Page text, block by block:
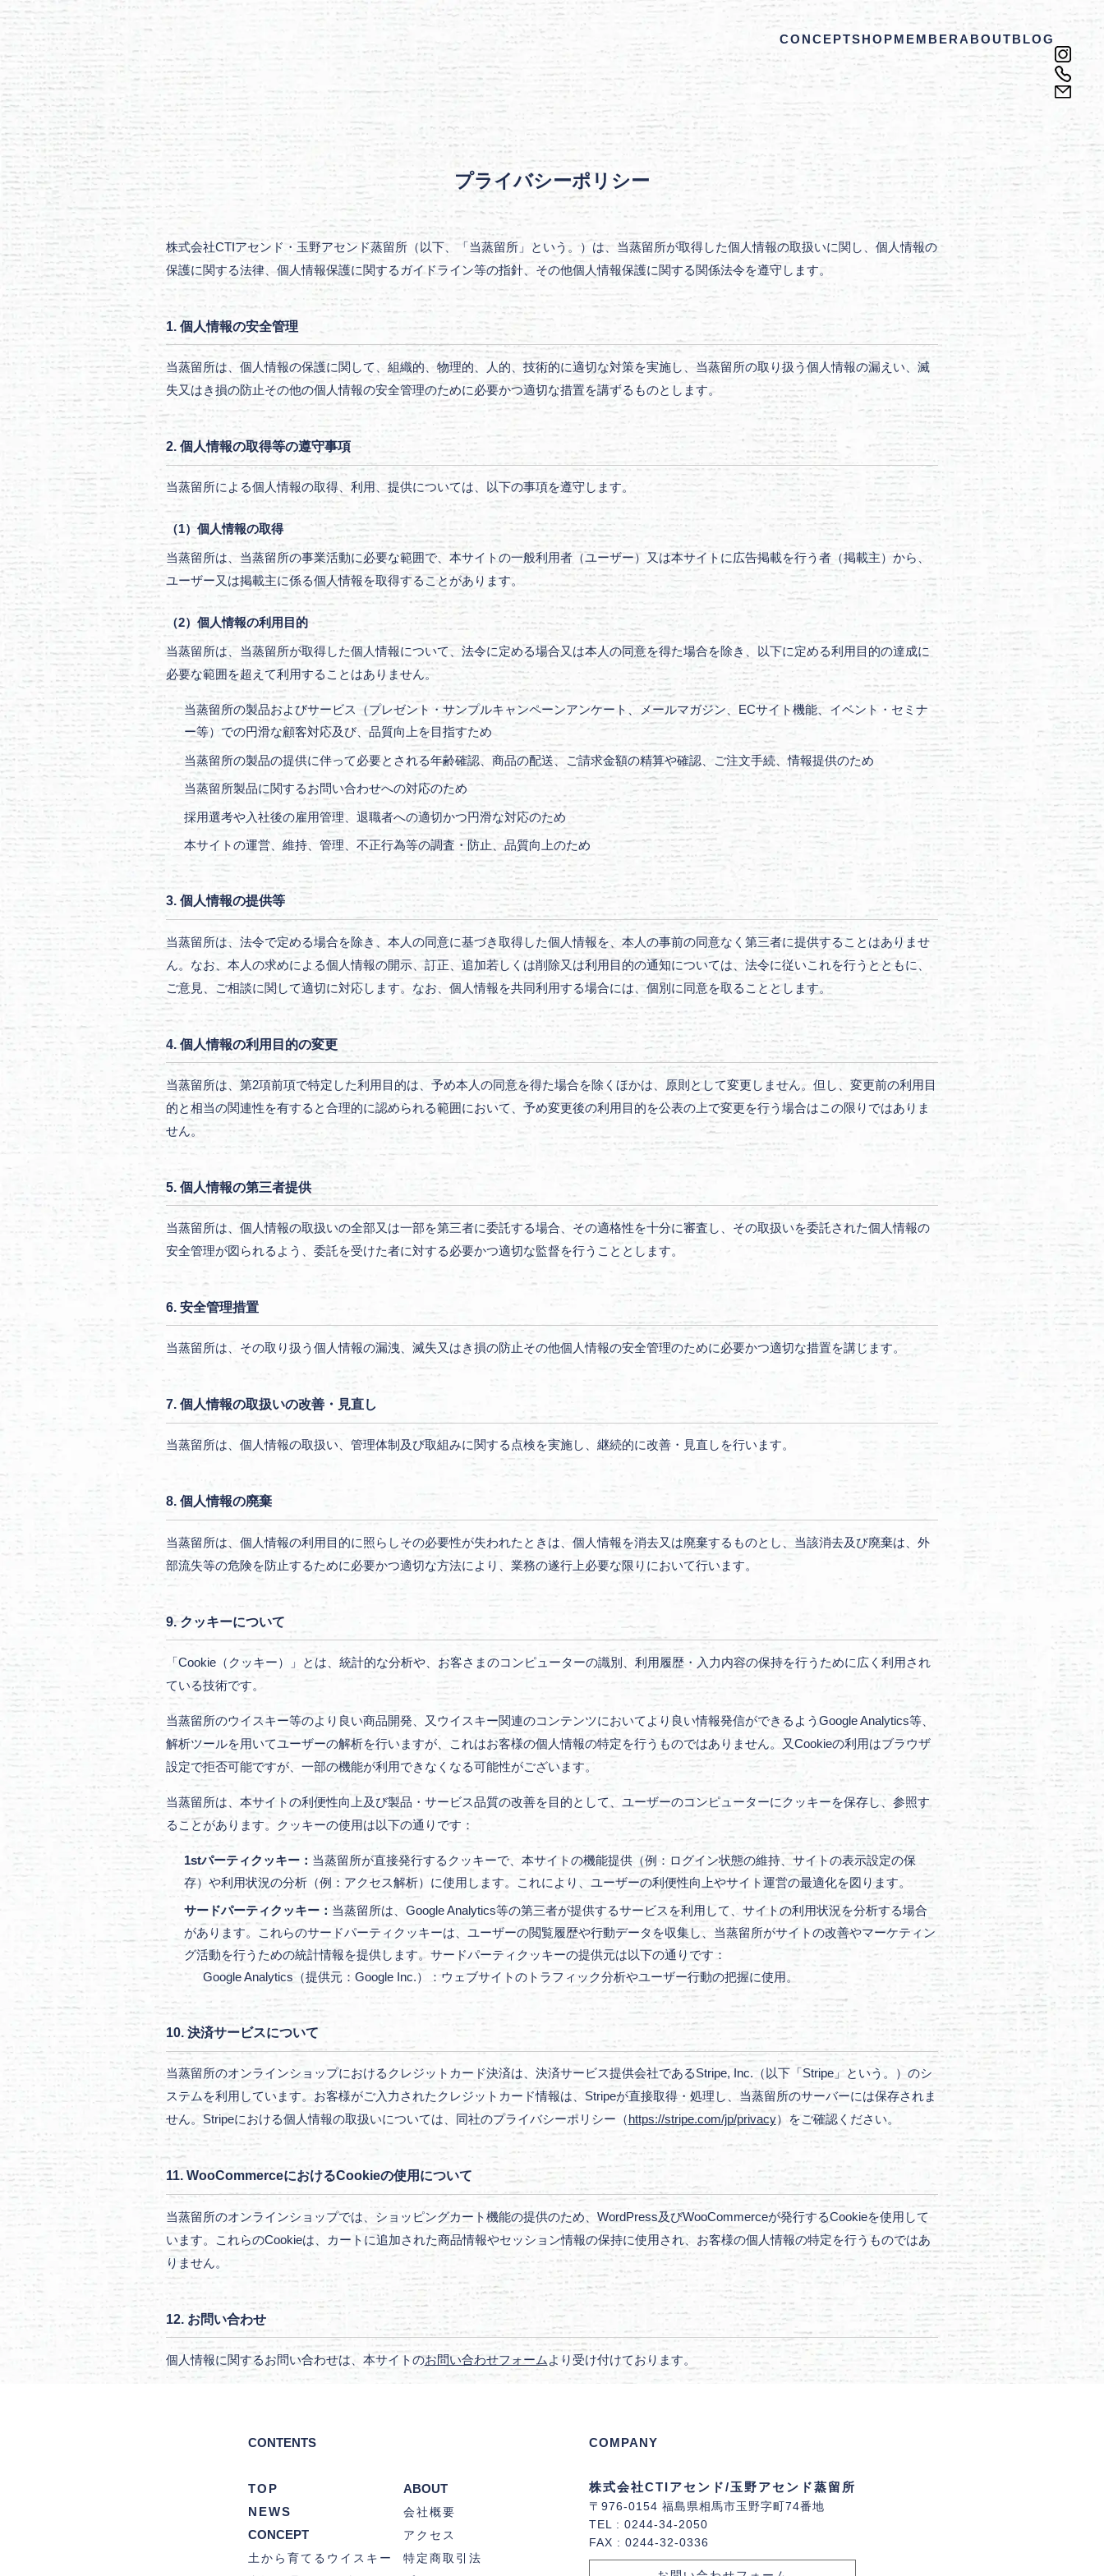
CONCEPTSHOPMEMBERABOUTBLOG
プライバシーポリシー
株式会社CTIアセンド・玉野アセンド蒸留所（以下、「当蒸留所」という。）は、当蒸留所が取得した個人情報の取扱いに関し、個人情報の
保護に関する法律、個人情報保護に関するガイドライン等の指針、その他個人情報保護に関する関係法令を遵守します。
1. 個人情報の安全管理
当蒸留所は、個人情報の保護に関して、組織的、物理的、人的、技術的に適切な対策を実施し、当蒸留所の取り扱う個人情報の漏えい、滅
失又はき損の防止その他の個人情報の安全管理のために必要かつ適切な措置を講ずるものとします。
2. 個人情報の取得等の遵守事項
当蒸留所による個人情報の取得、利用、提供については、以下の事項を遵守します。
（1）個人情報の取得
当蒸留所は、当蒸留所の事業活動に必要な範囲で、本サイトの一般利用者（ユーザー）又は本サイトに広告掲載を行う者（掲載主）から、
ユーザー又は掲載主に係る個人情報を取得することがあります。
（2）個人情報の利用目的
当蒸留所は、当蒸留所が取得した個人情報について、法令に定める場合又は本人の同意を得た場合を除き、以下に定める利用目的の達成に
必要な範囲を超えて利用することはありません。
当蒸留所の製品およびサービス（プレゼント・サンプルキャンペーンアンケート、メールマガジン、ECサイト機能、イベント・セミナ
ー等）での円滑な顧客対応及び、品質向上を目指すため
当蒸留所の製品の提供に伴って必要とされる年齢確認、商品の配送、ご請求金額の精算や確認、ご注文手続、情報提供のため
当蒸留所製品に関するお問い合わせへの対応のため
採用選考や入社後の雇用管理、退職者への適切かつ円滑な対応のため
本サイトの運営、維持、管理、不正行為等の調査・防止、品質向上のため
3. 個人情報の提供等
当蒸留所は、法令で定める場合を除き、本人の同意に基づき取得した個人情報を、本人の事前の同意なく第三者に提供することはありませ
ん。なお、本人の求めによる個人情報の開示、訂正、追加若しくは削除又は利用目的の通知については、法令に従いこれを行うとともに、
ご意見、ご相談に関して適切に対応します。なお、個人情報を共同利用する場合には、個別に同意を取ることとします。
4. 個人情報の利用目的の変更
当蒸留所は、第2項前項で特定した利用目的は、予め本人の同意を得た場合を除くほかは、原則として変更しません。但し、変更前の利用目
的と相当の関連性を有すると合理的に認められる範囲において、予め変更後の利用目的を公表の上で変更を行う場合はこの限りではありま
せん。
5. 個人情報の第三者提供
当蒸留所は、個人情報の取扱いの全部又は一部を第三者に委託する場合、その適格性を十分に審査し、その取扱いを委託された個人情報の
安全管理が図られるよう、委託を受けた者に対する必要かつ適切な監督を行うこととします。
6. 安全管理措置
当蒸留所は、その取り扱う個人情報の漏洩、滅失又はき損の防止その他個人情報の安全管理のために必要かつ適切な措置を講じます。
7. 個人情報の取扱いの改善・見直し
当蒸留所は、個人情報の取扱い、管理体制及び取組みに関する点検を実施し、継続的に改善・見直しを行います。
8. 個人情報の廃棄
当蒸留所は、個人情報の利用目的に照らしその必要性が失われたときは、個人情報を消去又は廃棄するものとし、当該消去及び廃棄は、外
部流失等の危険を防止するために必要かつ適切な方法により、業務の遂行上必要な限りにおいて行います。
9. クッキーについて
「Cookie（クッキー）」とは、統計的な分析や、お客さまのコンピューターの識別、利用履歴・入力内容の保持を行うために広く利用され
ている技術です。
当蒸留所のウイスキー等のより良い商品開発、又ウイスキー関連のコンテンツにおいてより良い情報発信ができるようGoogle Analytics等、
解析ツールを用いてユーザーの解析を行いますが、これはお客様の個人情報の特定を行うものではありません。又Cookieの利用はブラウザ
設定で拒否可能ですが、一部の機能が利用できなくなる可能性がございます。
当蒸留所は、本サイトの利便性向上及び製品・サービス品質の改善を目的として、ユーザーのコンピューターにクッキーを保存し、参照す
ることがあります。クッキーの使用は以下の通りです：
1stパーティクッキー： 当蒸留所が直接発行するクッキーで、本サイトの機能提供（例：ログイン状態の維持、サイトの表示設定の保
存）や利用状況の分析（例：アクセス解析）に使用します。これにより、ユーザーの利便性向上やサイト運営の最適化を図ります。
サードパーティクッキー： 当蒸留所は、Google Analytics等の第三者が提供するサービスを利用して、サイトの利用状況を分析する場合
があります。これらのサードパーティクッキーは、ユーザーの閲覧履歴や行動データを収集し、当蒸留所がサイトの改善やマーケティン
グ活動を行うための統計情報を提供します。サードパーティクッキーの提供元は以下の通りです：
Google Analytics（提供元：Google Inc.）：ウェブサイトのトラフィック分析やユーザー行動の把握に使用。
10. 決済サービスについて
当蒸留所のオンラインショップにおけるクレジットカード決済は、決済サービス提供会社であるStripe, Inc.（以下「Stripe」という。）のシ
ステムを利用しています。お客様がご入力されたクレジットカード情報は、Stripeが直接取得・処理し、当蒸留所のサーバーには保存されま
せん。Stripeにおける個人情報の取扱いについては、同社のプライバシーポリシー（https://stripe.com/jp/privacy）をご確認ください。
11. WooCommerceにおけるCookieの使用について
当蒸留所のオンラインショップでは、ショッピングカート機能の提供のため、WordPress及びWooCommerceが発行するCookieを使用して
います。これらのCookieは、カートに追加された商品情報やセッション情報の保持に使用され、お客様の個人情報の特定を行うものではあ
りません。
12. お問い合わせ
個人情報に関するお問い合わせは、本サイトのお問い合わせフォーム より受け付けております。
CONTENTS
TOP
NEWS
CONCEPT
土から育てるウイスキー
ABOUT
会社概要
アクセス
特定商取引法
COMPANY
株式会社CTIアセンド/玉野アセンド蒸留所
〒976-0154 福島県相馬市玉野字町74番地
TEL : 0244-34-2050
FAX : 0244-32-0336